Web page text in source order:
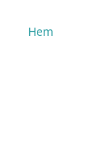
Hem